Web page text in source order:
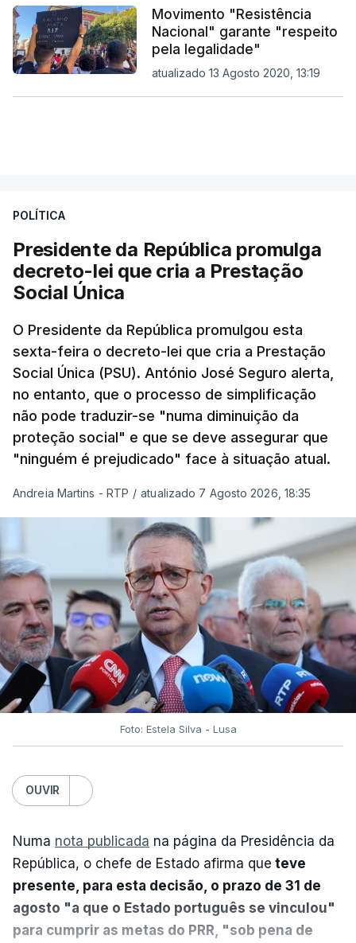
Movimento "Resistência
Nacional" garante "respeito
pela legalidade"
atualizado 13 Agosto 2020, 13:19
POLÍTICA
Presidente da República promulga
decreto-lei que cria a Prestação
Social Única
O Presidente da República promulgou esta
sexta-feira o decreto-lei que cria a Prestação
Social Única (PSU). António José Seguro alerta,
no entanto, que o processo de simplificação
não pode traduzir-se "numa diminuição da
proteção social" e que se deve assegurar que
"ninguém é prejudicado" face à situação atual.
Andreia Martins - RTP / atualizado 7 Agosto 2026, 18:35
Foto: Estela Silva - Lusa
OUVIR
Numa nota publicada na página da Presidência da
República, o chefe de Estado afirma que teve
presente, para esta decisão, o prazo de 31 de
agosto "a que o Estado português se vinculou"
para cumprir as metas do PRR, "sob pena de